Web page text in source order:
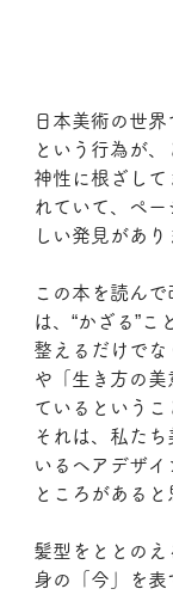
日本美術の世界
という行為が
神性に根ざし
れていて、ペ
しい発見があり
この本を読ん
は、“かざる”こ
整えるだけでな
や「生き方の美
ているというこ
それは、私た
いるヘアデザイ
ところがあると
髪型をととのえ
身の「今」を表